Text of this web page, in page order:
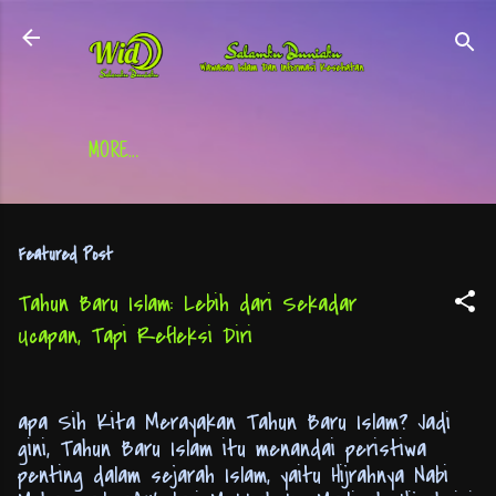
Skip to main content
MORE…
Featured Post
Tahun Baru Islam: Lebih dari Sekadar
Ucapan, Tapi Refleksi Diri
apa Sih Kita Merayakan Tahun Baru Islam? Jadi
gini, Tahun Baru Islam itu menandai peristiwa
penting dalam sejarah Islam, yaitu Hijrahnya Nabi